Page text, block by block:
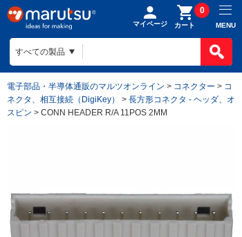
マイページ カート
0
MENU
電子部品・半導体通販のマルツオンライン > コネクター > コ
ネクタ、相互接続（DigiKey）
> 長方形コネクタ - ヘッダ、オ
スピン > CONN HEADER R/A 11POS 2MM